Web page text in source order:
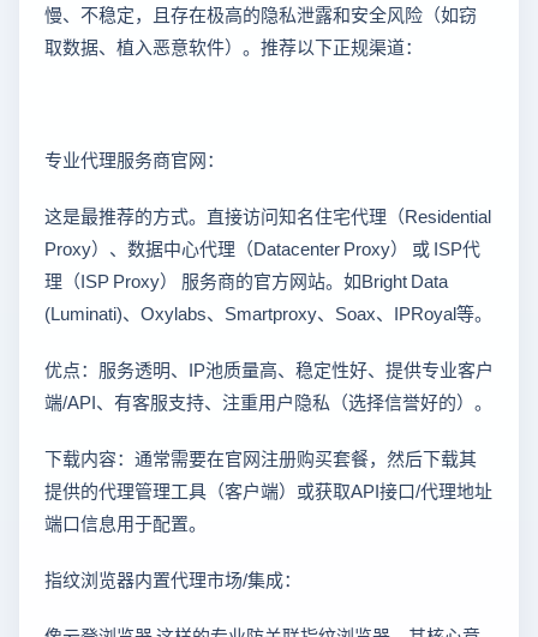
慢、不稳定，且存在极高的隐私泄露和安全风险（如窃
取数据、植入恶意软件）。推荐以下正规渠道：
专业代理服务商官网：
这是最推荐的方式。直接访问知名住宅代理（Residential
Proxy）、数据中心代理（Datacenter Proxy） 或 ISP代
理（ISP Proxy） 服务商的官方网站。如Bright Data
(Luminati)、Oxylabs、Smartproxy、Soax、IPRoyal等。
优点：服务透明、IP池质量高、稳定性好、提供专业客户
端/API、有客服支持、注重用户隐私（选择信誉好的）。
下载内容：通常需要在官网注册购买套餐，然后下载其
提供的代理管理工具（客户端）或获取API接口/代理地址
端口信息用于配置。
指纹浏览器内置代理市场/集成：